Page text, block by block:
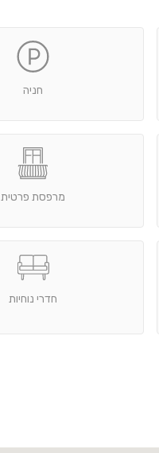
חניה
מרפסת פרטית
חדרי נוחיות